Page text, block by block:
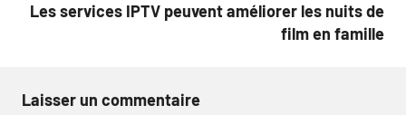
Les services IPTV peuvent améliorer les nuits de
film en famille
Laisser un commentaire